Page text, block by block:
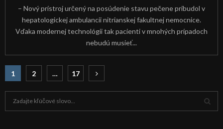
– Nový prístroj určený na posúdenie stavu pečene pribudol v
hepatologickej ambulancii nitrianskej fakultnej nemocnice.
Vďaka modernej technológii tak pacienti v mnohých prípadoch
nebudú musieť...
Navigácia
v
článkoch
1 2 … 17